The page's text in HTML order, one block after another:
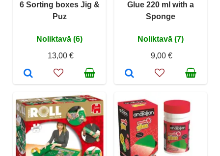
6 Sorting boxes Jig &
Puz
Noliktavā (6)
13,00 €
Glue 220 ml with a
Sponge
Noliktavā (7)
9,00 €